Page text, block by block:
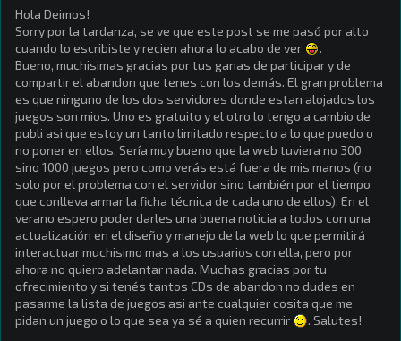
Hola Deimos!
Sorry por la tardanza, se ve que este post se me pasó por alto
cuando lo escribiste y recien ahora lo acabo de ver
.
Bueno, muchisimas gracias por tus ganas de participar y de
compartir el abandon que tenes con los demás. El gran problema
es que ninguno de los dos servidores donde estan alojados los
juegos son mios. Uno es gratuito y el otro lo tengo a cambio de
publi asi que estoy un tanto limitado respecto a lo que puedo o
no poner en ellos. Sería muy bueno que la web tuviera no 300
sino 1000 juegos pero como verás está fuera de mis manos (no
solo por el problema con el servidor sino también por el tiempo
que conlleva armar la ficha técnica de cada uno de ellos). En el
verano espero poder darles una buena noticia a todos con una
actualización en el diseño y manejo de la web lo que permitirá
interactuar muchisimo mas a los usuarios con ella, pero por
ahora no quiero adelantar nada. Muchas gracias por tu
ofrecimiento y si tenés tantos CDs de abandon no dudes en
pasarme la lista de juegos asi ante cualquier cosita que me
pidan un juego o lo que sea ya sé a quien recurrir
. Salutes!